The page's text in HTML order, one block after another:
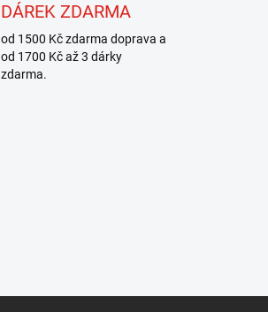
DÁREK ZDARMA
od 1500 Kč zdarma doprava a
od 1700 Kč až 3 dárky
zdarma.